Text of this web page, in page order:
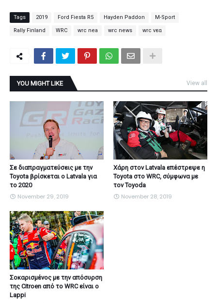
Tags 2019 Ford Fiesta R5 Hayden Paddon M-Sport
Rally Finland WRC wrc nea wrc news wrc νεα
YOU MIGHT LIKE View all
Σε διαπραγματεύσεις με την
Toyota βρίσκεται ο Latvala για
το 2020
November 29, 2019
Χάρη στον Latvala επέστρεψε η
Toyota στο WRC, σύμφωνα με
τον Toyoda
November 28, 2019
Σοκαρισμένος με την απόσυρση
της Citroen από το WRC είναι ο
Lappi